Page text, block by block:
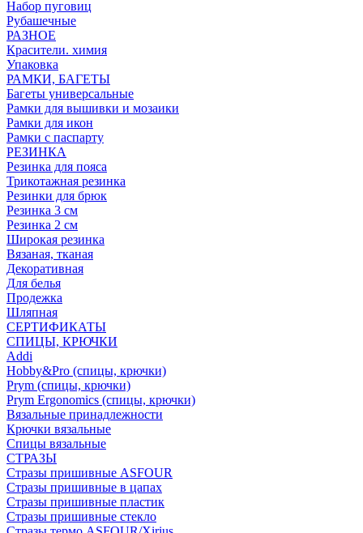
Набор пуговиц
Рубашечные
РАЗНОЕ
Красители. химия
Упаковка
РАМКИ, БАГЕТЫ
Багеты универсальные
Рамки для вышивки и мозаики
Рамки для икон
Рамки с паспарту
РЕЗИНКА
Резинка для пояса
Трикотажная резинка
Резинки для брюк
Резинка 3 см
Резинка 2 см
Широкая резинка
Вязаная, тканая
Декоративная
Для белья
Продежка
Шляпная
СЕРТИФИКАТЫ
СПИЦЫ, КРЮЧКИ
Addi
Hobby&Pro (спицы, крючки)
Prym (спицы, крючки)
Prym Ergonomics (спицы, крючки)
Вязальные принадлежности
Крючки вязальные
Спицы вязальные
СТРАЗЫ
Стразы пришивные ASFOUR
Стразы пришивные в цапах
Стразы пришивные пластик
Стразы пришивные стекло